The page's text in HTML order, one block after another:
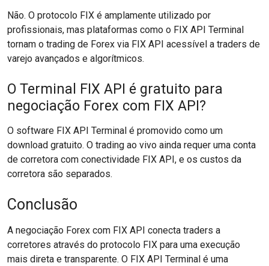
Não. O protocolo FIX é amplamente utilizado por
profissionais, mas plataformas como o FIX API Terminal
tornam o trading de Forex via FIX API acessível a traders de
varejo avançados e algorítmicos.
O Terminal FIX API é gratuito para
negociação Forex com FIX API?
O software FIX API Terminal é promovido como um
download gratuito. O trading ao vivo ainda requer uma conta
de corretora com conectividade FIX API, e os custos da
corretora são separados.
Conclusão
A negociação Forex com FIX API conecta traders a
corretores através do protocolo FIX para uma execução
mais direta e transparente. O FIX API Terminal é uma